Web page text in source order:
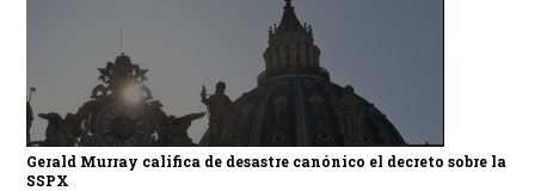
Gerald Murray califica de desastre canónico el decreto sobre la
SSPX